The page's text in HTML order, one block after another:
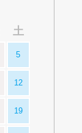
土
5
12
19